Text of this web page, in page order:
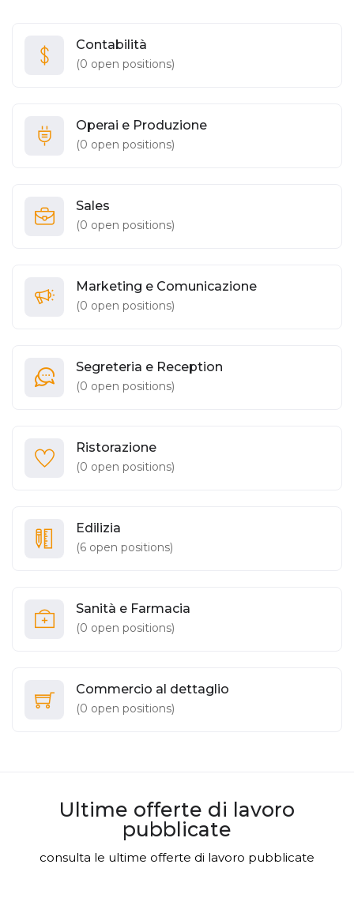
Contabilità
(0 open positions)
Operai e Produzione
(0 open positions)
Sales
(0 open positions)
Marketing e Comunicazione
(0 open positions)
Segreteria e Reception
(0 open positions)
Ristorazione
(0 open positions)
Edilizia
(6 open positions)
Sanità e Farmacia
(0 open positions)
Commercio al dettaglio
(0 open positions)
Ultime offerte di lavoro
pubblicate
consulta le ultime offerte di lavoro pubblicate